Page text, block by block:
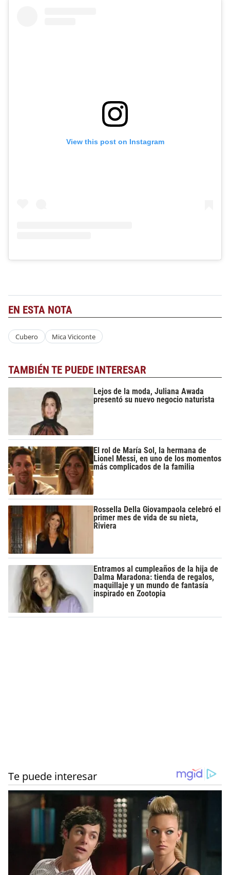
View this post on Instagram
EN ESTA NOTA
Cubero Mica Viciconte
TAMBIÉN TE PUEDE INTERESAR
Lejos de la moda, Juliana Awada
presentó su nuevo negocio naturista
El rol de María Sol, la hermana de
Lionel Messi, en uno de los momentos
más complicados de la familia
Rossella Della Giovampaola celebró el
primer mes de vida de su nieta,
Riviera
Entramos al cumpleaños de la hija de
Dalma Maradona: tienda de regalos,
maquillaje y un mundo de fantasía
inspirado en Zootopia